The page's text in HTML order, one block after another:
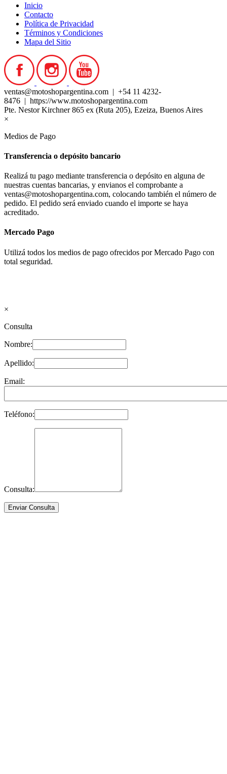
Inicio
Contacto
Política de Privacidad
Términos y Condiciones
Mapa del Sitio
ventas@motoshopargentina.com | +54 11 4232-
8476 | https://www.motoshopargentina.com
Pte. Nestor Kirchner 865 ex (Ruta 205), Ezeiza, Buenos Aires
×
Medios de Pago
Transferencia o depósito bancario
Realizá tu pago mediante transferencia o depósito en alguna de
nuestras cuentas bancarias, y envianos el comprobante a
ventas@motoshopargentina.com, colocando también el número de
pedido. El pedido será enviado cuando el importe se haya
acreditado.
Mercado Pago
Utilizá todos los medios de pago ofrecidos por Mercado Pago con
total seguridad.
×
Consulta
Nombre:
Apellido:
Email:
Teléfono:
Consulta: